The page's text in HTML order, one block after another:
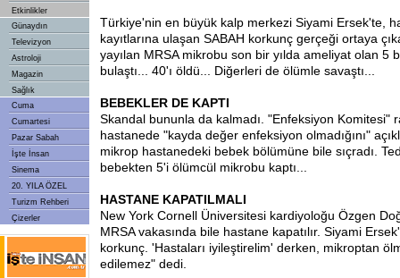
Etkinlikler
Günaydın
Televizyon
Astroloji
Magazin
Sağlık
Cuma
Cumartesi
Pazar Sabah
İşte İnsan
Sinema
20. YILA ÖZEL
Turizm Rehberi
Çizerler
Türkiye'nin en büyük kalp merkezi Siyami Ersek'te,
kayıtlarına ulaşan SABAH korkunç gerçeği ortaya
yayılan MRSA mikrobu son bir yılda ameliyat olan 5
bulaştı... 40'ı öldü... Diğerleri de ölümle savaştı...
BEBEKLER DE KAPTI
Skandal bununla da kalmadı. "Enfeksiyon Komitesi"
hastanede "kayda değer enfeksiyon olmadığını"
mikrop hastanedeki bebek bölümüne bile sıçradı.
bebekten 5'i ölümcül mikrobu kaptı...
HASTANE KAPATILMALI
New York Cornell Üniversitesi kardiyoloğu Özgen
MRSA vakasında bile hastane kapatılır. Siyami
korkunç. 'Hastaları iyileştirelim' derken, mikroptan
edilemez" dedi.